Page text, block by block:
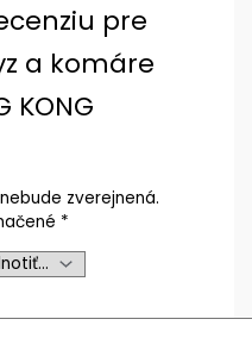
pre
a komáre
KONG
zverejnená.
*